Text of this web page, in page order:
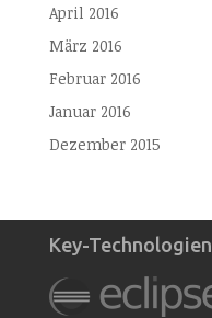
April 2016
März 2016
Februar 2016
Januar 2016
Dezember 2015
Key-Technologien